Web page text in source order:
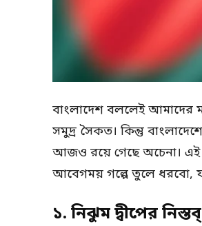
বাংলাদেশ বললেই আমাদের
সমুদ্র সৈকত। কিন্তু
আজও রয়ে গেছে অচেনা। এই
আবেগময় গল্পে তুলে ধরবো,
১. নিঝুম দ্বীপের